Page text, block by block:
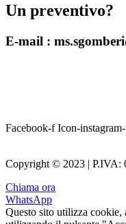
Un preventivo?
E-mail :
Facebook-f Icon-instagram-
Copyright © 2023 | P.IVA:
Chiama ora
WhatsApp
Questo sito utilizza cookie,